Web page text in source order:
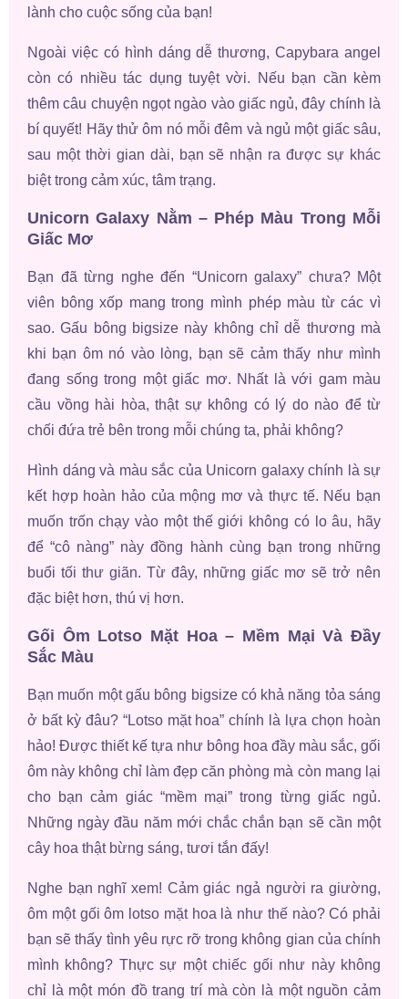
lành cho cuộc sống của bạn!
Ngoài việc có hình dáng dễ thương, Capybara angel
còn có nhiều tác dụng tuyệt vời. Nếu bạn cần kèm
thêm câu chuyện ngọt ngào vào giấc ngủ, đây chính là
bí quyết! Hãy thử ôm nó mỗi đêm và ngủ một giấc sâu,
sau một thời gian dài, bạn sẽ nhận ra được sự khác
biệt trong cảm xúc, tâm trạng.
Unicorn Galaxy Nằm – Phép Màu Trong Mỗi
Giấc Mơ
Bạn đã từng nghe đến “Unicorn galaxy” chưa? Một
viên bông xốp mang trong mình phép màu từ các vì
sao. Gấu bông bigsize này không chỉ dễ thương mà
khi bạn ôm nó vào lòng, bạn sẽ cảm thấy như mình
đang sống trong một giấc mơ. Nhất là với gam màu
cầu vồng hài hòa, thật sự không có lý do nào để từ
chối đứa trẻ bên trong mỗi chúng ta, phải không?
Hình dáng và màu sắc của Unicorn galaxy chính là sự
kết hợp hoàn hảo của mộng mơ và thực tế. Nếu bạn
muốn trốn chạy vào một thế giới không có lo âu, hãy
để “cô nàng” này đồng hành cùng bạn trong những
buổi tối thư giãn. Từ đây, những giấc mơ sẽ trở nên
đặc biệt hơn, thú vị hơn.
Gối Ôm Lotso Mặt Hoa – Mềm Mại Và Đầy
Sắc Màu
Bạn muốn một gấu bông bigsize có khả năng tỏa sáng
ở bất kỳ đâu? “Lotso mặt hoa” chính là lựa chọn hoàn
hảo! Được thiết kế tựa như bông hoa đầy màu sắc, gối
ôm này không chỉ làm đẹp căn phòng mà còn mang lại
cho bạn cảm giác “mềm mại” trong từng giấc ngủ.
Những ngày đầu năm mới chắc chắn bạn sẽ cần một
cây hoa thật bừng sáng, tươi tắn đấy!
Nghe bạn nghĩ xem! Cảm giác ngả người ra giường,
ôm một gối ôm lotso mặt hoa là như thế nào? Có phải
bạn sẽ thấy tình yêu rực rỡ trong không gian của chính
mình không? Thực sự một chiếc gối như này không
chỉ là một món đồ trang trí mà còn là một nguồn cảm